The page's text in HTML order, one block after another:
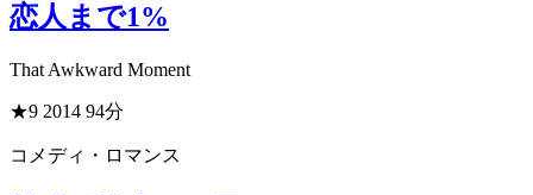
恋人まで1%
That Awkward Moment
★9 2014 94分
コメディ・ロマンス